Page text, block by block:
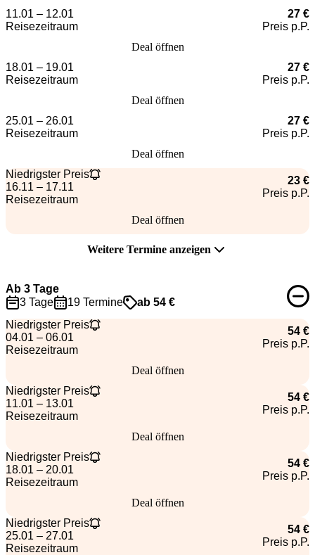
11.01 – 12.01
Reisezeitraum
27 €
Preis p.P.
Deal öffnen
18.01 – 19.01
Reisezeitraum
27 €
Preis p.P.
Deal öffnen
25.01 – 26.01
Reisezeitraum
27 €
Preis p.P.
Deal öffnen
Niedrigster Preis
16.11 – 17.11
Reisezeitraum
23 €
Preis p.P.
Deal öffnen
Weitere Termine anzeigen
Ab 3 Tage
3 Tage
19 Termine
ab 54 €
Niedrigster Preis
04.01 – 06.01
Reisezeitraum
54 €
Preis p.P.
Deal öffnen
Niedrigster Preis
11.01 – 13.01
Reisezeitraum
54 €
Preis p.P.
Deal öffnen
Niedrigster Preis
18.01 – 20.01
Reisezeitraum
54 €
Preis p.P.
Deal öffnen
Niedrigster Preis
25.01 – 27.01
Reisezeitraum
54 €
Preis p.P.